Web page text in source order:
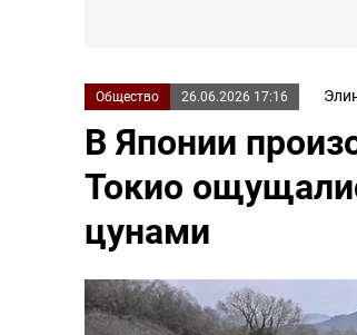
Общество 26.06.2026 17:16
В Японии
Токио
цунами